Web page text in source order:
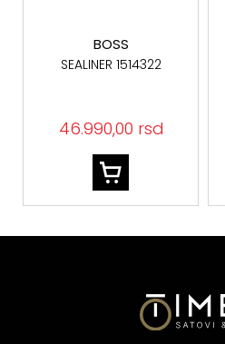
BOSS
SEALINER 1514322
46.990,00 rsd